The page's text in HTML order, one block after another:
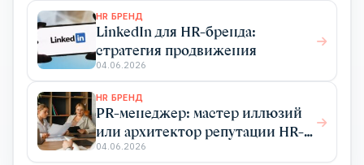
HR БРЕНД
LinkedIn для HR-бренда:
стратегия продвижения
04.06.2026
HR БРЕНД
PR-менеджер: мастер иллюзий
или архитектор репутации HR-
бренда?
04.06.2026